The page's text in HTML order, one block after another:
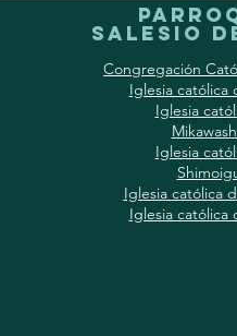
Salesio
Congregación
Iglesia católica
Iglesia
Iglesia
Iglesia católica
Iglesia católica